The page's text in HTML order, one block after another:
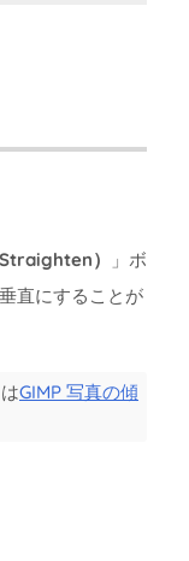
）
」ボ
直にすることが
GIMP 写真の傾